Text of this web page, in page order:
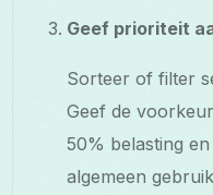
Geef prioriteit
Sorteer of filter
Geef de
50% belasting
algemeen